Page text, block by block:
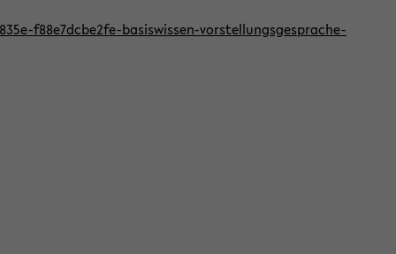
f88e7dcbe2fe-basiswissen-vorstellungsgesprache-